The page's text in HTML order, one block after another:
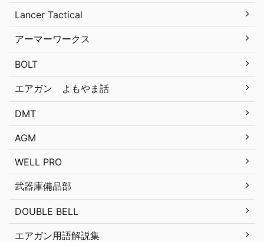
Lancer Tactical
アーマーワークス
BOLT
エアガン よもやま話
DMT
AGM
WELL PRO
武器庫備品部
DOUBLE BELL
エアガン用語解説集